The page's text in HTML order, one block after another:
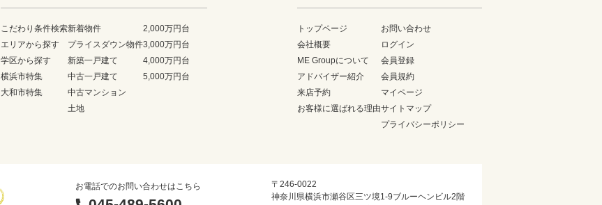
こだわり条件検索
エリアから探す
学区から探す
横浜市特集
大和市特集
新着物件
プライスダウン物件
新築一戸建て
中古一戸建て
中古マンション
土地
2,000万円台
3,000万円台
4,000万円台
5,000万円台
トップページ
会社概要
ME Groupについて
アドバイザー紹介
来店予約
お客様に選ばれる理由
お問い合わせ
ログイン
会員登録
会員規約
マイページ
サイトマップ
プライバシーポリシー
お電話でのお問い合わせはこちら
〒246-0022
神奈川県横浜市瀬谷区三ツ境1-9ブルーヘンビル2階